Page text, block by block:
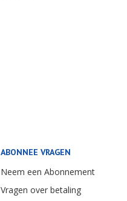
ABONNEE VRAGEN
Neem een Abonnement
Vragen over betaling